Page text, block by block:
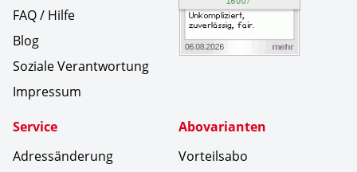
FAQ / Hilfe
Blog
Soziale Verantwortung
Impressum
Service
Adressänderung
Abovarianten
Vorteilsabo